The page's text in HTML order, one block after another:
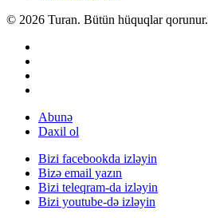
© 2026 Turan. Bütün hüquqlar qorunur.
Abunə
Daxil ol
Bizi facebookda izləyin
Bizə email yazın
Bizi teleqram-da izləyin
Bizi youtube-də izləyin